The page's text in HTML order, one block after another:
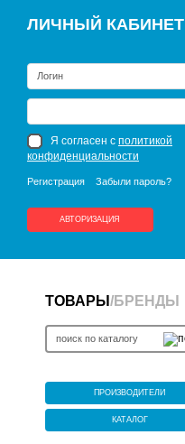
ЛИЧНЫЙ КАБИНЕТ
Я согласен с политикой
конфиденциальности
Регистрация Забыли пароль?
АВТОРИЗАЦИЯ
ТОВАРЫ /БРЕНДЫ
ПРОИЗВОДИТЕЛИ
КАТАЛОГ